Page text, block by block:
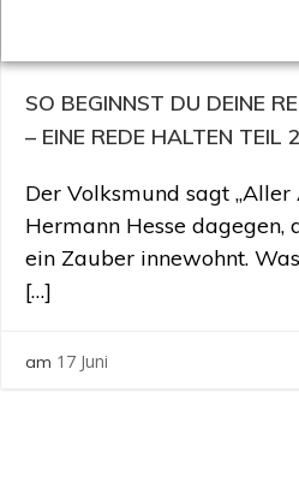
SO BEGINNST DU DEINE
– EINE REDE HALTEN TEIL 2
Der Volksmund sagt „Aller
Hermann Hesse dagegen,
ein Zauber innewohnt.
[…]
am 17 Juni